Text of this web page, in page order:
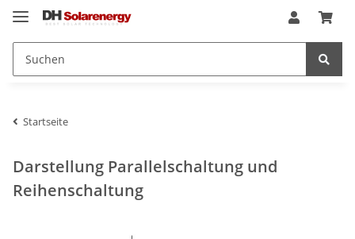
Startseite
Darstellung Parallelschaltung und
Reihenschaltung